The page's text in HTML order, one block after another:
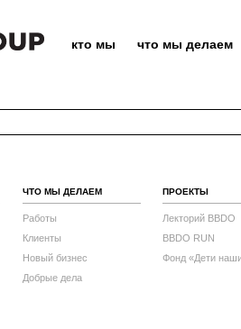
кто мы что мы делаем
ЧТО МЫ ДЕЛАЕМ
Работы
Клиенты
Новый бизнес
Добрые дела
ПРОЕКТЫ
Лекторий BBDO
BBDO RUN
Фонд «Дети